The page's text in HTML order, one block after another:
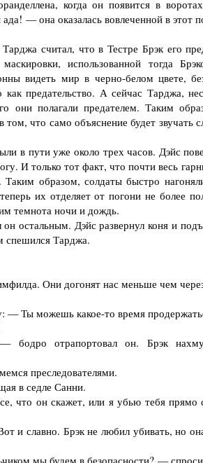
когда он появится в
— она оказалась вовлеченной в этот
считал, что в Тестре Брэк его
использованной тогда
видеть мир в черно-белом цвете,
как предательство. А сейчас Тарджа,
они полагали предателем. Таким
что само объяснение будет
в пути уже около трех часов. Дэйс
И только тот факт, что почти весь
образом, солдаты быстро
их отделяет от погони не более
темнота ночи и дождь.
Дэйс развернул коня и
спешился Тарджа.
Они догонят нас меньше чем
Ты можешь какое-то время
отрапортовал он. Брэк
преследователями.
в седле Санни.
он скажет, или я убью тебя прямо
и славно. Брэк не любил убивать, но
мы будем в безопасности? —